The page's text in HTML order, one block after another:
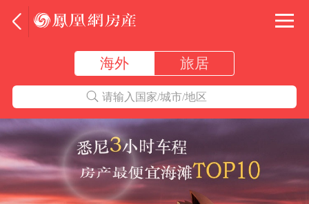
海外 旅居
请输入国家/城市/地区